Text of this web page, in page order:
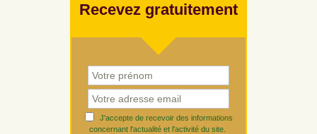
Recevez gratuitement
J'accepte de recevoir des informations
concernant l'actualité et l'activité du site.